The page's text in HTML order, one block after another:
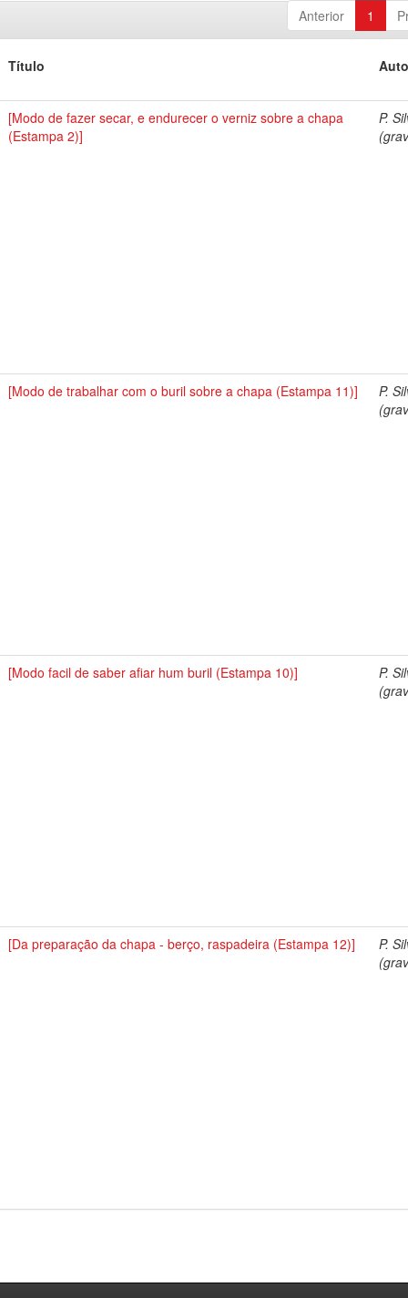
Anterior 1
Título
[Modo de fazer secar, e endurecer o verniz sobre a chapa
(Estampa 2)]
P.
[Modo de trabalhar com o buril sobre a chapa (Estampa 11)]
P.
[Modo facil de saber afiar hum buril (Estampa 10)]
P.
[Da preparação da chapa - berço, raspadeira (Estampa 12)]
P.